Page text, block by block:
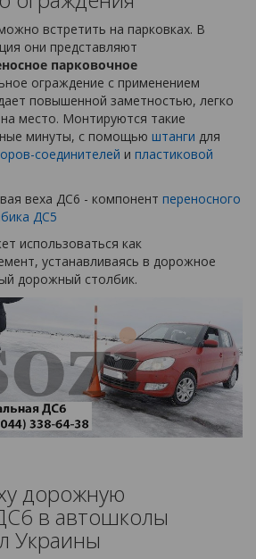
встретить на парковках. В
они представляют
парковочное
ограждение с применением
повышенной заметностью, легко
место. Монтируются такие
минуты, с помощью штанги для
соединителей и пластиковой
веха ДС6 - компонент переносного
ДС5
использоваться как
устанавливаясь в дорожное
дорожный столбик.
дорожную
в автошколы
Украины